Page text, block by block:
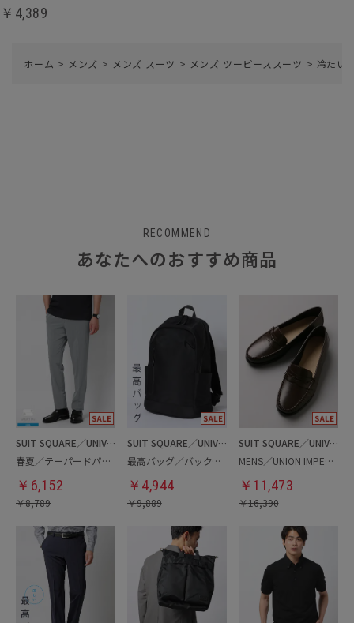
￥4,389
ホーム > メンズ > メンズ スーツ > メンズ ツーピーススーツ > 冷たい
RECOMMEND
あなたへのおすすめ商品
SUIT SQUARE／UNIVERSAL LANGUAGE
春夏／テーパードパンツ
￥ 6,152
￥8,789
SUIT SQUARE／UNIVERSAL LANGUAGE
最高バッグ／バックパック
￥ 4,944
￥9,889
SUIT SQUARE／UNIVERSAL LANGUAGE
MENS／UNION IMPERIAL監修／コインローファー
￥ 11,473
￥16,390